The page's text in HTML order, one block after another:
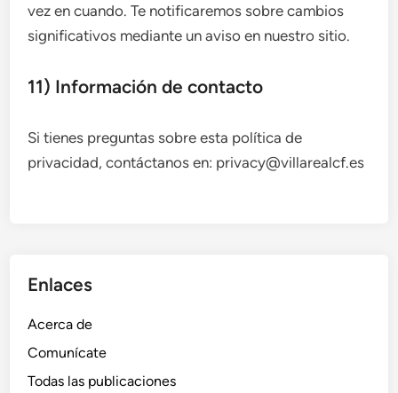
vez en cuando. Te notificaremos sobre cambios
significativos mediante un aviso en nuestro sitio.
11) Información de contacto
Si tienes preguntas sobre esta política de
privacidad, contáctanos en: privacy@villarealcf.es
Enlaces
Acerca de
Comunícate
Todas las publicaciones